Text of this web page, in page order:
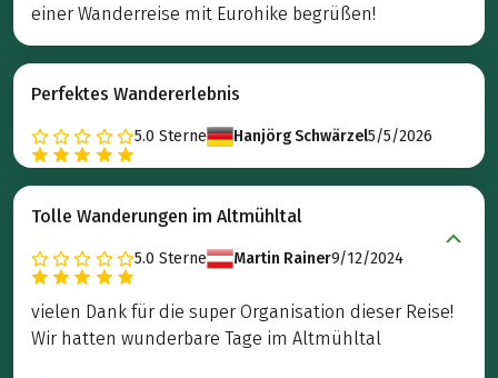
einer Wanderreise mit Eurohike begrüßen!
Perfektes Wandererlebnis
5.0 Sterne Hanjörg Schwärzel5/5/2026
Tolle Wanderungen im Altmühltal
5.0 Sterne Martin Rainer9/12/2024
vielen Dank für die super Organisation dieser Reise!
Wir hatten wunderbare Tage im Altmühltal